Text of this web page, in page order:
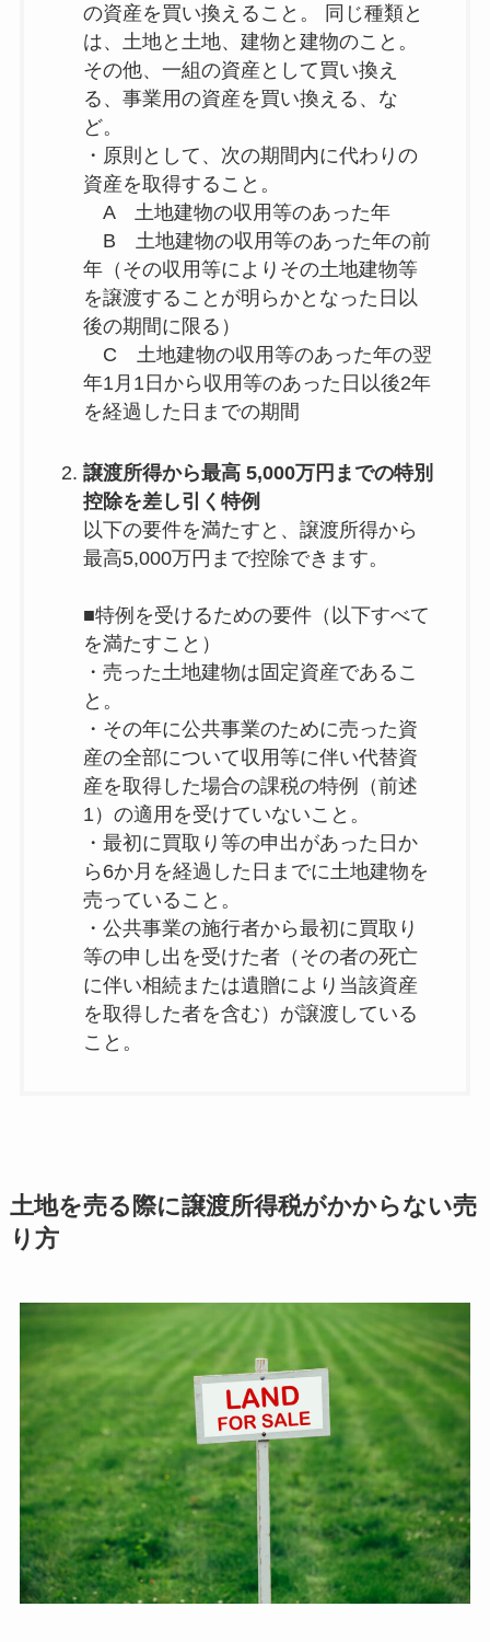
の資産を買い換えること。 同じ種類と
は、土地と土地、建物と建物のこと。
その他、一組の資産として買い換え
る、事業用の資産を買い換える、な
ど。
・原則として、次の期間内に代わりの
資産を取得すること。
A 土地建物の収用等のあった年
B 土地建物の収用等のあった年の前
年（その収用等によりその土地建物等
を譲渡することが明らかとなった日以
後の期間に限る）
C 土地建物の収用等のあった年の翌
年1月1日から収用等のあった日以後2年
を経過した日までの期間
譲渡所得から最高 5,000万円までの特別
控除を差し引く特例
以下の要件を満たすと、譲渡所得から
最高5,000万円まで控除できます。
■特例を受けるための要件（以下すべて
を満たすこと）
・売った土地建物は固定資産であるこ
と。
・その年に公共事業のために売った資
産の全部について収用等に伴い代替資
産を取得した場合の課税の特例（前述
1）の適用を受けていないこと。
・最初に買取り等の申出があった日か
ら6か月を経過した日までに土地建物を
売っていること。
・公共事業の施行者から最初に買取り
等の申し出を受けた者（その者の死亡
に伴い相続または遺贈により当該資産
を取得した者を含む）が譲渡している
こと。
土地を売る際に譲渡所得税がかからない売
り方